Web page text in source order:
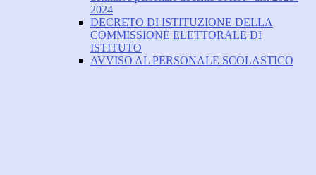
2024
DECRETO DI ISTITUZIONE DELLA
COMMISSIONE ELETTORALE DI
ISTITUTO
AVVISO AL PERSONALE SCOLASTICO